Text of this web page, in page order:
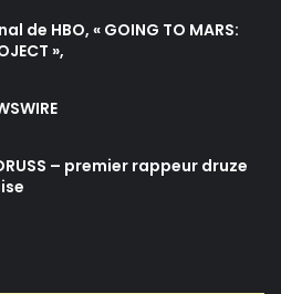
de HBO, « GOING TO MARS:
»,
– premier rappeur druze